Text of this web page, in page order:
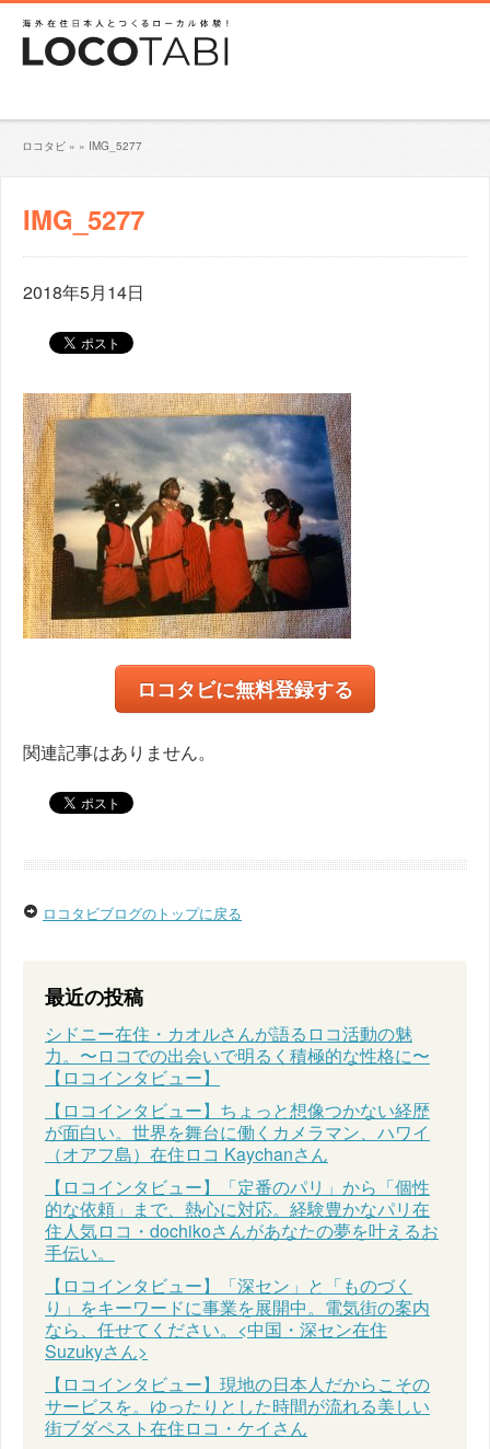
ロコタビ » » IMG_5277
IMG_5277
2018年5月14日
ロコタビに無料登録する
関連記事はありません。
ロコタビブログのトップに戻る
最近の投稿
シドニー在住・カオルさんが語るロコ活動の魅
力。〜ロコでの出会いで明るく積極的な性格に〜
【ロコインタビュー】
【ロコインタビュー】ちょっと想像つかない経歴
が面白い。世界を舞台に働くカメラマン、ハワイ
（オアフ島）在住ロコ Kaychanさん
【ロコインタビュー】「定番のパリ」から「個性
的な依頼」まで、熱心に対応。経験豊かなパリ在
住人気ロコ・dochikoさんがあなたの夢を叶えるお
手伝い。
【ロコインタビュー】「深セン」と「ものづく
り」をキーワードに事業を展開中。電気街の案内
なら、任せてください。<中国・深セン在住
Suzukyさん>
【ロコインタビュー】現地の日本人だからこその
サービスを。ゆったりとした時間が流れる美しい
街ブダペスト在住ロコ・ケイさん